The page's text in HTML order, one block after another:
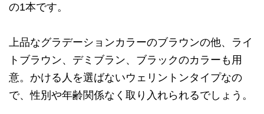
の1本です。
上品なグラデーションカラーのブラウンの他、ライ
トブラウン、デミブラン、ブラックのカラーも用
意。かける人を選ばないウェリントンタイプなの
で、性別や年齢関係なく取り入れられるでしょう。